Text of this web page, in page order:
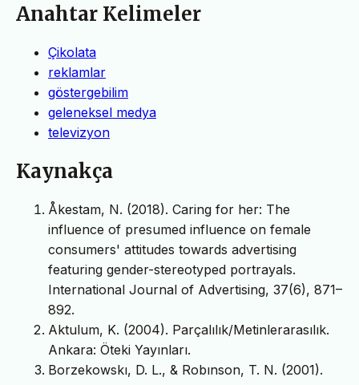
Anahtar Kelimeler
Çikolata
reklamlar
göstergebilim
geleneksel medya
televizyon
Kaynakça
Åkestam, N. (2018). Caring for her: The
influence of presumed influence on female
consumers' attitudes towards advertising
featuring gender-stereotyped portrayals.
International Journal of Advertising, 37(6), 871–
892.
Aktulum, K. (2004). Parçalılık/Metinlerarasılık.
Ankara: Öteki Yayınları.
Borzekowskı, D. L., & Robınson, T. N. (2001).